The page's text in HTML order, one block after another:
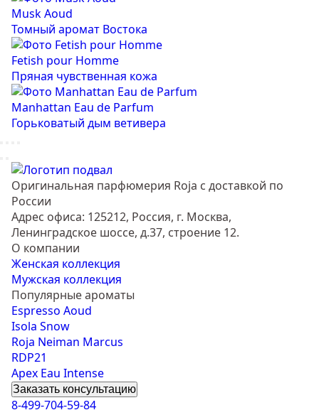
Musk Aoud
Томный аромат Востока
Fetish pour Homme
Пряная чувственная кожа
Manhattan Eau de Parfum
Горьковатый дым ветивера
Оригинальная парфюмерия Roja с доставкой по
России
Адрес офиса: 125212, Россия, г. Москва,
Ленинградское шоссе, д.37, строение 12.
О компании
Женская коллекция
Мужская коллекция
Популярные ароматы
Espresso Aoud
Isola Snow
Roja Neiman Marcus
RDP21
Apex Eau Intense
Заказать консультацию
8-499-704-59-84